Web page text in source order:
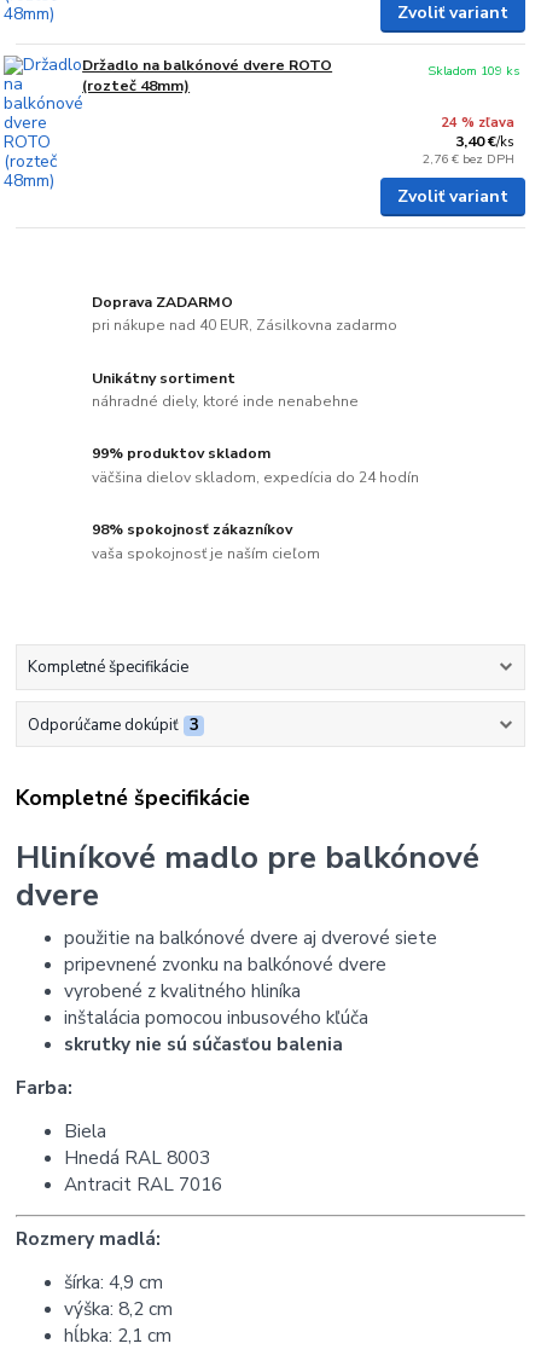
Zvoliť variant
Držadlo na balkónové dvere ROTO
(rozteč 48mm)
24 % zľava
3,40 €/ks
2,76 € bez DPH
Skladom 109 ks
Zvoliť variant
Doprava ZADARMO
pri nákupe nad 40 EUR, Zásilkovna zadarmo
Unikátny sortiment
náhradné diely, ktoré inde nenabehne
99% produktov skladom
väčšina dielov skladom, expedícia do 24 hodín
98% spokojnosť zákazníkov
vaša spokojnosť je naším cieľom
Kompletné špecifikácie
Odporúčame dokúpiť 3
Kompletné špecifikácie
Hliníkové madlo pre balkónové
dvere
použitie na balkónové dvere aj dverové siete
pripevnené zvonku na balkónové dvere
vyrobené z kvalitného hliníka
inštalácia pomocou inbusového kľúča
skrutky nie sú súčasťou balenia
Farba:
Biela
Hnedá RAL 8003
Antracit RAL 7016
Rozmery madlá:
šírka: 4,9 cm
výška: 8,2 cm
hĺbka: 2,1 cm